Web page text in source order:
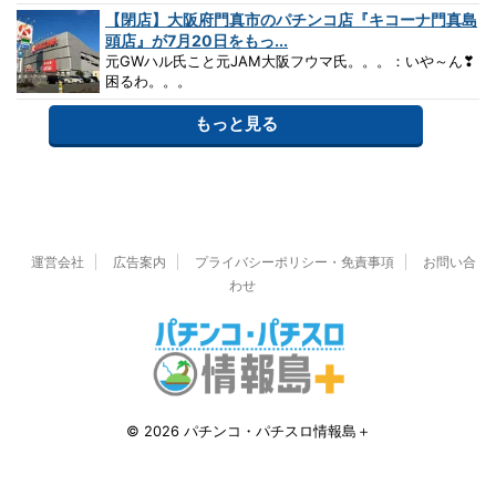
【閉店】大阪府門真市のパチンコ店『キコーナ門真島
頭店』が7月20日をもっ...
元GWハル氏こと元JAM大阪フウマ氏。。。：いや～ん❣
困るわ。。。
もっと見る
運営会社 広告案内 プライバシーポリシー・免責事項
お問い合
わせ
© 2026 パチンコ・パチスロ情報島＋